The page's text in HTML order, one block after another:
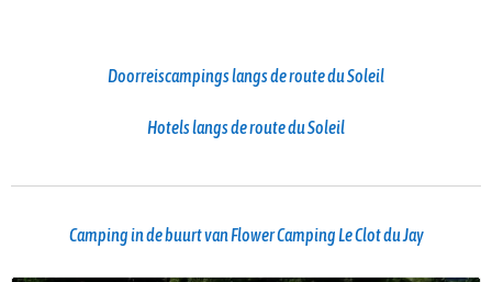
Doorreiscampings langs de route du Soleil
Hotels langs de route du Soleil
Camping in de buurt van Flower Camping Le Clot du Jay